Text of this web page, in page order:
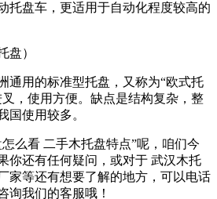
托盘车，更适用于自动化程度较高的
托盘）
通用的标准型托盘，又称为“欧式托
，使用方便。缺点是结构复杂，整
国使用较多。
么看 二手木托盘特点”呢，咱们今
你还有任何疑问，或对于 武汉木托
家等还有想要了解的地方，可以电话
询我们的客服哦！